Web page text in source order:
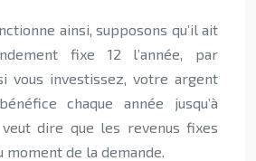
ainsi, supposons qu’il ait
fixe 12 l’année, par
vous investissez, votre argent
chaque année jusqu’à
veut dire que les revenus fixes
moment de la demande.